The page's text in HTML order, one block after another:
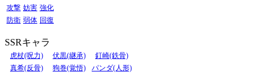
攻撃 妨害 強化
防衛 弱体 回復
SSRキャラ
虎杖(呪力) 伏黒(継承)
釘崎(鉄骨)
真希(反骨)
狗巻(覚悟)
パンダ(人形)